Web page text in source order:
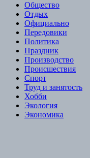
Общество
Отдых
Официально
Передовики
Политика
Праздник
Производство
Происшествия
Спорт
Труд и занятость
Хобби
Экология
Экономика